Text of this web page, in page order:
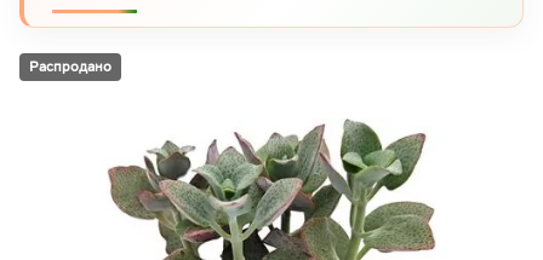
Распродано